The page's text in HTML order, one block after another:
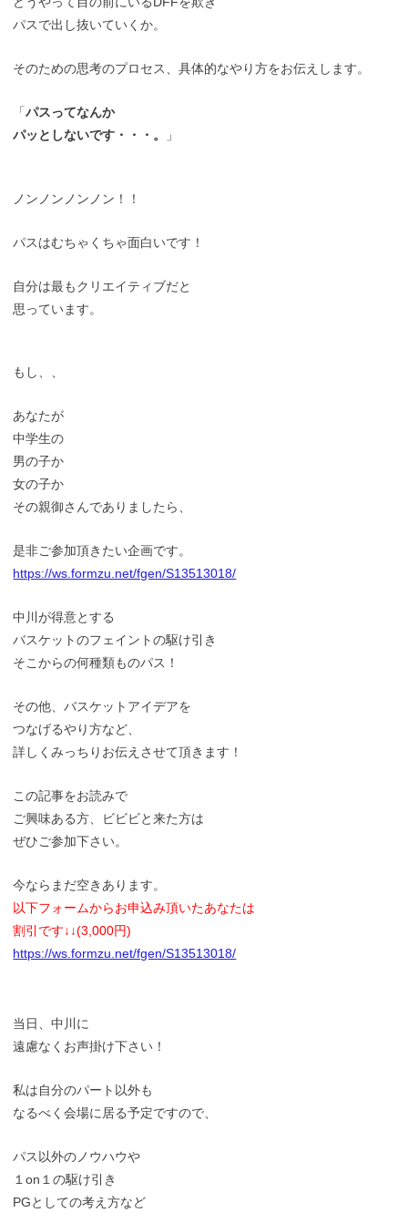
パスで出し抜いていくか。
そのための思考のプロセス、具体的なやり方をお伝えします。
「パスってなんか
パッとしないです・・・。
」
ノンノンノンノン！！
パスはむちゃくちゃ面白いです！
自分は最もクリエイティブだと
思っています。
もし、、
あなたが
中学生の
男の子か
女の子か
その親御さんでありましたら、
是非ご参加頂きたい企画です。
https://ws.formzu.net/fgen/S13513018/
中川が得意とする
バスケットのフェイントの駆け引き
そこからの何種類ものパス！
その他、バスケットアイデアを
つなげるやり方など、
詳しくみっちりお伝えさせて頂きます！
この記事をお読みで
ご興味ある方、ビビビと来た方は
ぜひご参加下さい。
今ならまだ空きあります。
以下フォームからお申込み頂いたあなたは
割引です↓↓(3,000円)
https://ws.formzu.net/fgen/S13513018/
当日、中川に
遠慮なくお声掛け下さい！
私は自分のパート以外も
なるべく会場に居る予定ですので、
パス以外のノウハウや
１on１の駆け引き
PGとしての考え方など